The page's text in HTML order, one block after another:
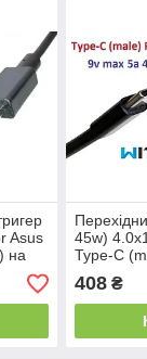
Asus
на
1m
45w)
Type-C
Delivery
тригер (A
гар.
408₴